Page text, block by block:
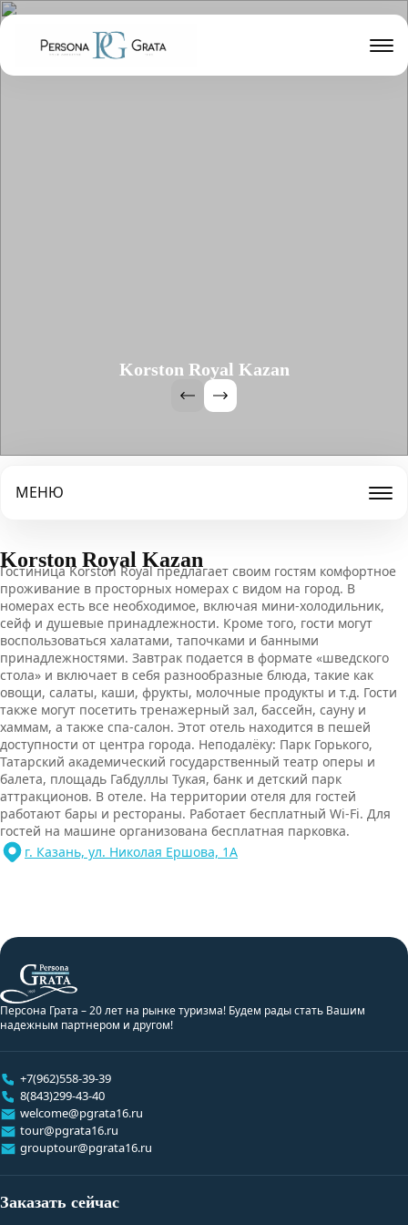
Korston Royal Kazan
МЕНЮ
Korston Royal Kazan
Гостиница Korston Royal предлагает своим гостям комфортное
проживание в просторных номерах с видом на город. В
номерах есть все необходимое, включая мини-холодильник,
сейф и душевые принадлежности. Кроме того, гости могут
воспользоваться халатами, тапочками и банными
принадлежностями. Завтрак подается в формате «шведского
стола» и включает в себя разнообразные блюда, такие как
овощи, салаты, каши, фрукты, молочные продукты и т.д. Гости
также могут посетить тренажерный зал, бассейн, сауну и
хаммам, а также спа-салон. Этот отель находится в пешей
доступности от центра города. Неподалёку: Парк Горького,
Татарский академический государственный театр оперы и
балета, площадь Габдуллы Тукая, банк и детский парк
аттракционов. В отеле. На территории отеля для гостей
работают бары и рестораны. Работает бесплатный Wi-Fi. Для
гостей на машине организована бесплатная парковка.
г. Казань, ул. Николая Ершова, 1А
Персона Грата – 20 лет на рынке туризма! Будем рады стать Вашим
надежным партнером и другом!
+7(962)558-39-39
8(843)299-43-40
welcome@pgrata16.ru
tour@pgrata16.ru
grouptour@pgrata16.ru
Заказать сейчас